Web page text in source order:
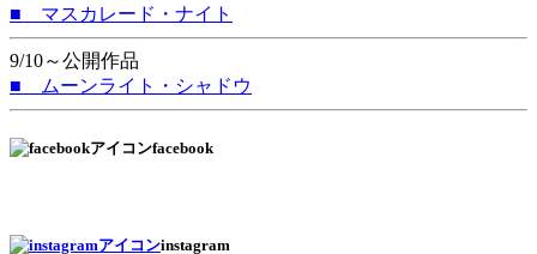
■ マスカレード・ナイト
9/10～公開作品
■ ムーンライト・シャドウ
facebook
instagram